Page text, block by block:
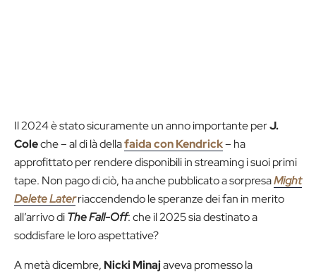
Il 2024 è stato sicuramente un anno importante perJ.
Coleche – al di là dellafaida con Kendrick– ha
approfittato per rendere disponibili in streaming i suoi primi
tape. Non pago di ciò, ha anche pubblicato a sorpresaMight
Delete Laterriaccendendo le speranze dei fan in merito
all’arrivo diThe Fall-Off: che il 2025 sia destinato a
soddisfare le loro aspettative?
A metà dicembre, Nicki Minajaveva promesso la